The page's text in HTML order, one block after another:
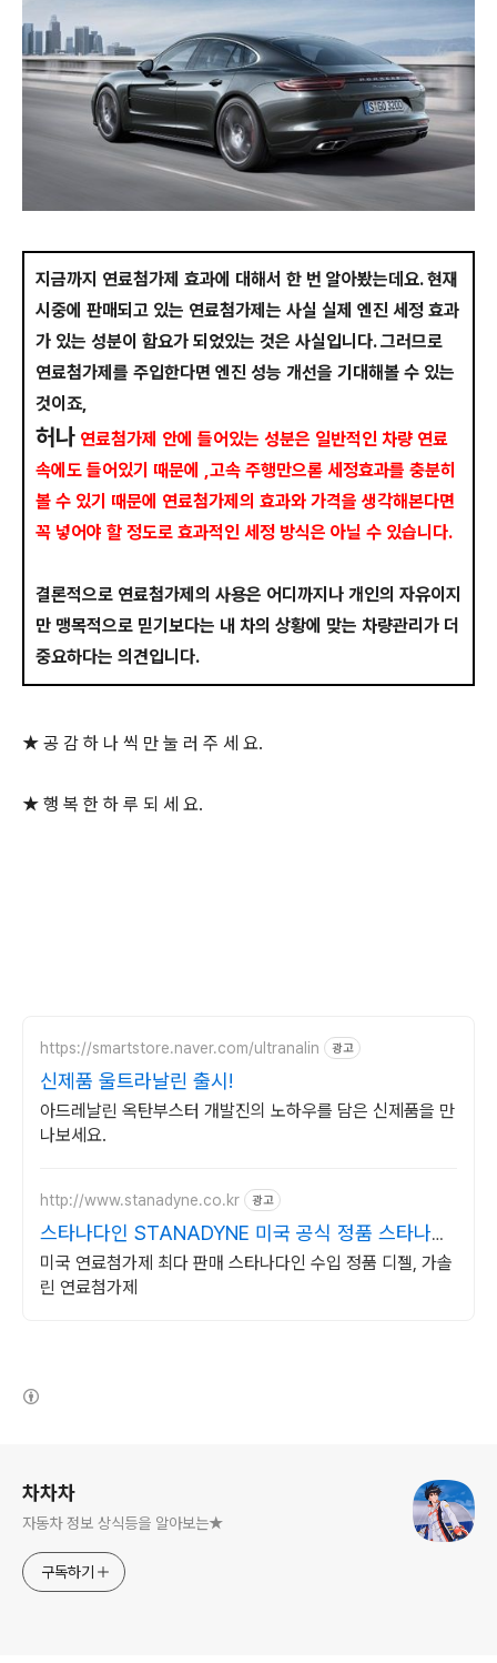
지금까지 연료첨가제 효과에 대해서 한 번 알아봤는데요. 현재
시중에 판매되고 있는 연료첨가제는 사실 실제 엔진 세정 효과
가 있는 성분이 함요가 되었있는 것은 사실입니다. 그러므로
연료첨가제를 주입한다면 엔진 성능 개선을 기대해볼 수 있는
것이죠,
허나 연료첨가제 안에 들어있는 성분은 일반적인 차량 연료
속에도 들어있기 때문에 ,고속 주행만으롣 세정효과를 충분히
볼 수 있기 때문에 연료첨가제의 효과와 가격을 생각해본다면
꼭 넣어야 할 정도로 효과적인 세정 방식은 아닐 수 있습니다.
결론적으로 연료첨가제의 사용은 어디까지나 개인의 자유이지
만 맹목적으로 믿기보다는 내 차의 상황에 맞는 차량관리가 더
중요하다는 의견입니다.
★ 공 감 하 나 씩 만 눌 러 주 세 요.
★ 행 복 한 하 루 되 세 요.
https://smartstore.naver.com/ultranalin 광고
신제품 울트라날린 출시!
아드레날린 옥탄부스터 개발진의 노하우를 담은 신제품을 만
나보세요.
http://www.stanadyne.co.kr 광고
스타나다인 STANADYNE 미국 공식 정품 스타나다
인
미국 연료첨가제 최다 판매 스타나다인 수입 정품 디젤, 가솔
린 연료첨가제
차차차
자동차 정보 상식등을 알아보는★
구독하기